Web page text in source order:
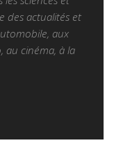
des actualités et
aux
au cinéma, à la